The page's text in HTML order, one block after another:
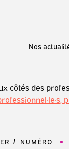
Nos
côtés des
NUMÉRO